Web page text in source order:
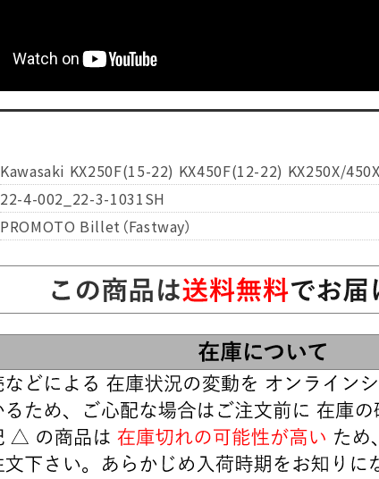
Kawasaki KX250F(15-22) KX450F(12-22) KX250X/
22-4-002_22-3-1031SH
PROMOTO Billet（Fastway）